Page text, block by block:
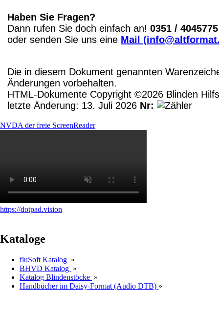
Haben Sie Fragen?
Dann rufen Sie doch einfach an! 0351 / 4045775
oder senden Sie uns eine Mail
Die in diesem Dokument genannten
Änderungen vorbehalten.
HTML-Dokumente Copyright ©2026 Blinden
letzte Änderung: 13. Juli 2026 Nr:
NVDA der freie ScreenReader
https://dotpad.vision
Kataloge
fluSoft Katalog »
BHVD Katalog »
Katalog Blindenstöcke »
Handbücher im Daisy-Format (Audio DTB) »